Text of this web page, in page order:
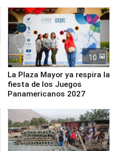
10
La Plaza Mayor ya respira la
fiesta de los Juegos
Panamericanos 2027